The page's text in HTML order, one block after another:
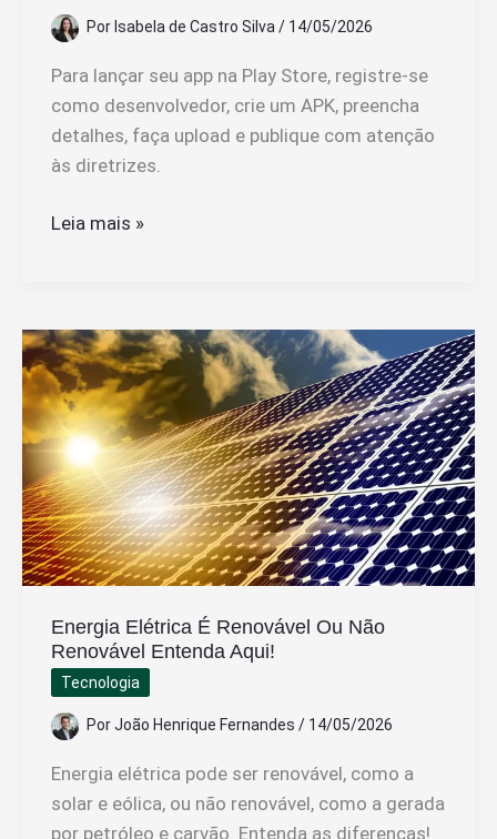
Por Isabela de Castro Silva/ 14/05/2026
Para lançar seu app na Play Store, registre-se
como desenvolvedor, crie um APK, preencha
detalhes, faça upload e publique com atenção
às diretrizes.
Como
Na
Play
Store:
Quais
São
Os
Passos
Necessários
Leia mais »
Energia Elétrica É Renovável Ou Não
Renovável Entenda Aqui!
Tecnologia
PorJoão Henrique Fernandes / 14/05/2026
Energia elétrica pode ser renovável, como a
solar e eólica, ou não renovável, como a gerada
por petróleo e carvão. Entenda as diferenças!